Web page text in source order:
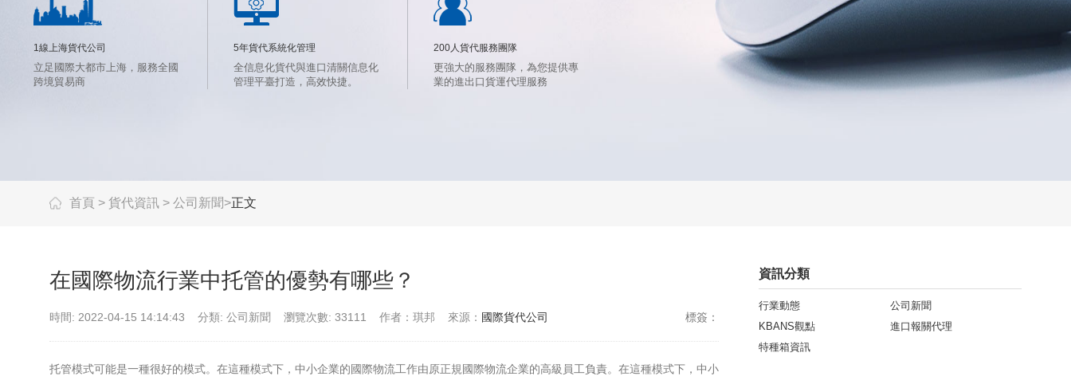
1線上海貨代公司
立足國際大都市上海，服務全國
跨境貿易商
5年貨代系統化管理
全信息化貨代與進口清關信息化
管理平臺打造，高效快捷。
200人貨代服務團隊
更強大的服務團隊，為您提供專
業的進出口貨運代理服務
首頁 > 貨代資訊 > 公司新聞>正文
在國際物流行業中托管的優勢有哪些？
時間: 2022-04-15 14:14:43 分類: 公司新聞 瀏覽次數: 33111 作者：琪邦 來源： 國際貨代公司 標簽：
托管模式可能是一種很好的模式。在這種模式下，中小企業的國際物流工作由原正規國際物流企業的高級員工負責。在這種模式下，中小
資訊分類
行業動態
公司新聞
KBANS觀點
進口報關代理
特種箱資訊